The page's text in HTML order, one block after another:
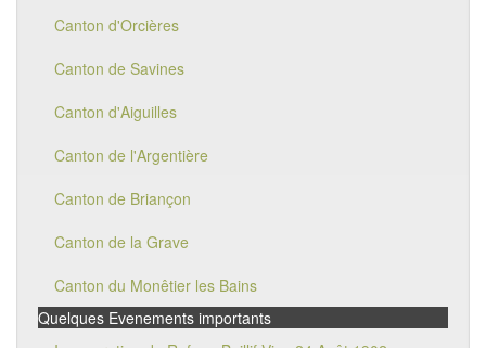
Canton d'Orcières
Canton de Savines
Canton d'Aiguilles
Canton de l'Argentière
Canton de Briançon
Canton de la Grave
Canton du Monêtier les Bains
Quelques Evenements importants